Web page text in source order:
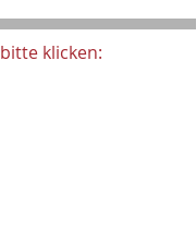
klicken: